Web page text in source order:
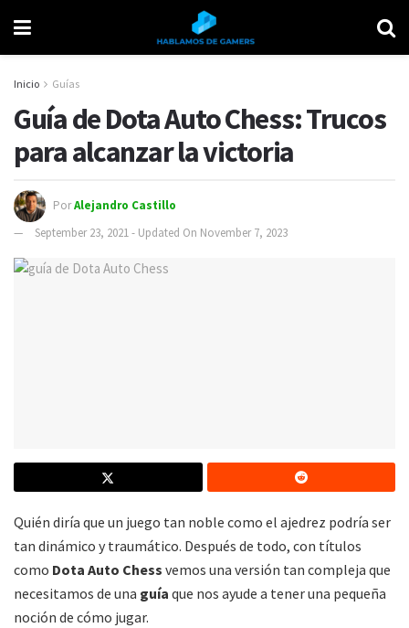
Inicio Guías
Guía de Dota Auto Chess: Trucos
para alcanzar la victoria
PorAlejandro Castillo
September 23, 2021 - Updated On November 7, 2023
Quién diría que un juego tan noble como el ajedrez podría ser
tan dinámico y traumático. Después de todo, con títulos
como Dota Auto Chess vemos una versión tan compleja que
necesitamos de una guía que nos ayude a tener una pequeña
noción de cómo jugar.